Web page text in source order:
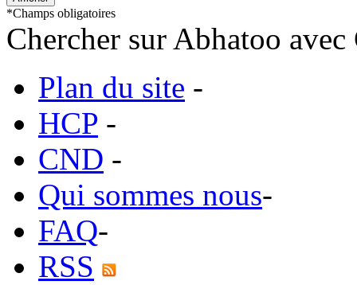
*Champs obligatoires
Chercher sur Abhatoo
Plan du site -
HCP -
CND -
Qui sommes nous-
FAQ-
RSS